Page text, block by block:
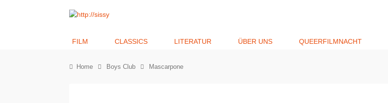
FILM CLASSICS LITERATUR ÜBER UNS QUEERFILMNACHT
Home Boys Club Mascarpone